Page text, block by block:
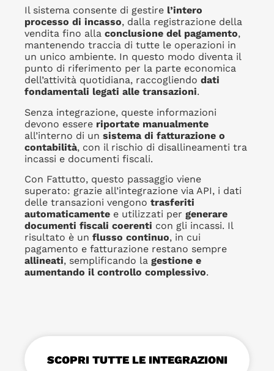
Il sistema consente di gestire l’intero
processo di incasso, dalla registrazione della
vendita fino alla conclusione del pagamento,
mantenendo traccia di tutte le operazioni in
un unico ambiente. In questo modo diventa il
punto di riferimento per la parte economica
dell’attività quotidiana, raccogliendo dati
fondamentali legati alle transazioni.
Senza integrazione, queste informazioni
devono essere riportate manualmente
all’interno di un sistema di fatturazione o
contabilità, con il rischio di disallineamenti tra
incassi e documenti fiscali.
Con Fattutto, questo passaggio viene
superato: grazie all’integrazione via API, i dati
delle transazioni vengono trasferiti
automaticamente e utilizzati per generare
documenti fiscali coerenti con gli incassi. Il
risultato è un flusso continuo, in cui
pagamento e fatturazione restano sempre
allineati, semplificando la gestione e
aumentando il controllo complessivo.
SCOPRI TUTTE LE INTEGRAZIONI